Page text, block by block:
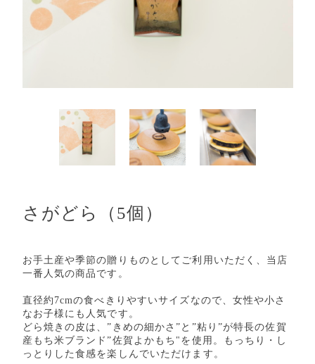
さがどら（5個）
お手土産や季節の贈りものとしてご利用いただく、当店
一番人気の商品です。
直径約7cmの食べきりやすいサイズなので、女性や小さ
なお子様にも人気です。
どら焼きの皮は、”きめの細かさ”と”粘り”が特長の佐賀
産もち米ブランド”佐賀よかもち"を使用。もっちり・し
っとりした食感を楽しんでいただけます。